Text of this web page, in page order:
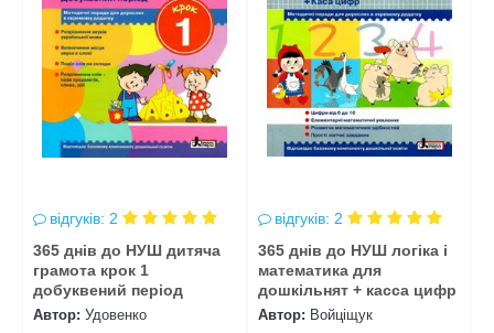
відгуків: 2
365 днів до НУШ дитяча
грамота крок 1
добуквений період
Автор: Удовенко
відгуків: 2
365 днів до НУШ логіка і
математика для
дошкільнят + касса цифр
Автор: Войціщук